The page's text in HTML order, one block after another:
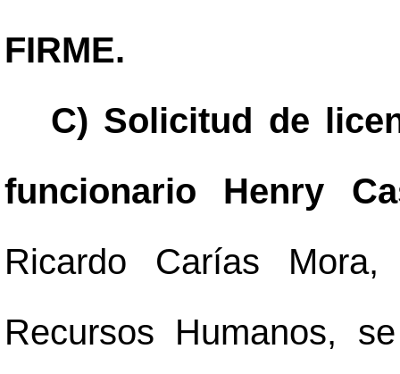
FIRME.
C) Solicitud de
funcionario Henry
Ricardo Carías
Recursos Humanos,